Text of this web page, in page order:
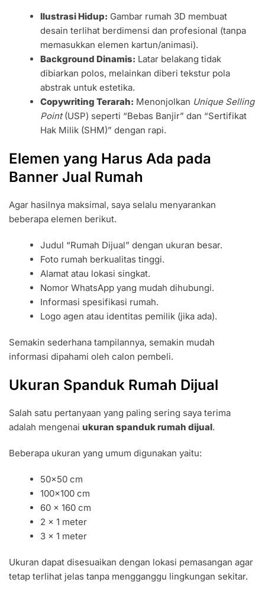
Ilustrasi Hidup: Gambar rumah 3D membuat
desain terlihat berdimensi dan profesional (tanpa
memasukkan elemen kartun/animasi).
Background Dinamis: Latar belakang tidak
dibiarkan polos, melainkan diberi tekstur pola
abstrak untuk estetika.
Copywriting Terarah: Menonjolkan Unique Selling
Point(USP) seperti “Bebas Banjir” dan “Sertifikat
Hak Milik (SHM)” dengan rapi.
Elemen yang Harus Ada pada
Banner Jual Rumah
Agar hasilnya maksimal, saya selalu menyarankan
beberapa elemen berikut.
Judul “Rumah Dijual” dengan ukuran besar.
Foto rumah berkualitas tinggi.
Alamat atau lokasi singkat.
Nomor WhatsApp yang mudah dihubungi.
Informasi spesifikasi rumah.
Logo agen atau identitas pemilik (jika ada).
Semakin sederhana tampilannya, semakin mudah
informasi dipahami oleh calon pembeli.
Ukuran Spanduk Rumah Dijual
Salah satu pertanyaan yang paling sering saya terima
adalah mengenai ukuran spanduk rumah dijual.
Beberapa ukuran yang umum digunakan yaitu:
50×50 cm
100×100 cm
60 × 160 cm
2 × 1 meter
3 × 1 meter
Ukuran dapat disesuaikan dengan lokasi pemasangan agar
tetap terlihat jelas tanpa mengganggu lingkungan sekitar.